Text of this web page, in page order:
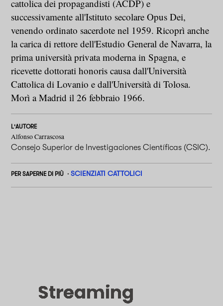
cattolica dei propagandisti (ACDP) e
successivamente all'Istituto secolare Opus Dei,
venendo ordinato sacerdote nel 1959. Ricoprì anche
la carica di rettore dell'Estudio General de Navarra, la
prima università privata moderna in Spagna, e
ricevette dottorati honoris causa dall'Università
Cattolica di Lovanio e dall'Università di Tolosa.
Morì a Madrid il 26 febbraio 1966.
L'AUTORE
Alfonso Carrascosa
Consejo Superior de Investigaciones Científicas (CSIC).
PER SAPERNE DI PIÙ SCIENZIATI CATTOLICI